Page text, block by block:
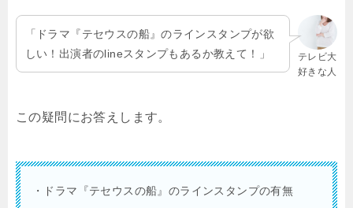
テレビ大
好きな人
「ドラマ『テセウスの船』のラインスタンプが欲
しい！出演者のlineスタンプもあるか教えて！」
この疑問にお答えします。
・ドラマ『テセウスの船』のラインスタンプの有無